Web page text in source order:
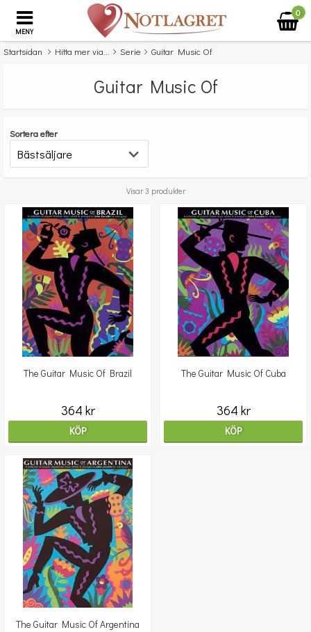
MENY
0
Startsidan Hitta mer via... Serie Guitar Music Of
Guitar Music Of
Sortera efter
Visar 3 produkter
The Guitar Music Of Brazil
364 kr
KÖP
The Guitar Music Of Cuba
364 kr
KÖP
The Guitar Music Of Argentina